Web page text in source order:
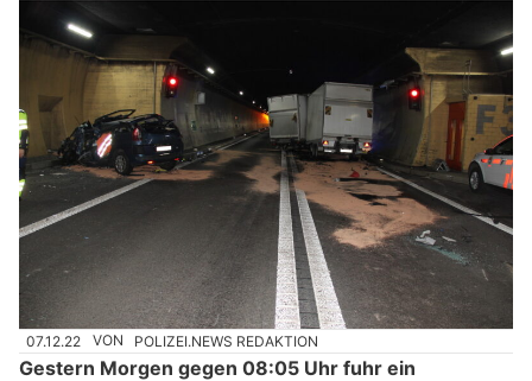
07.12.22 VON POLIZEI.NEWS REDAKTION
Gestern Morgen gegen 08:05 Uhr fuhr ein